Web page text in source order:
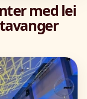
med lei